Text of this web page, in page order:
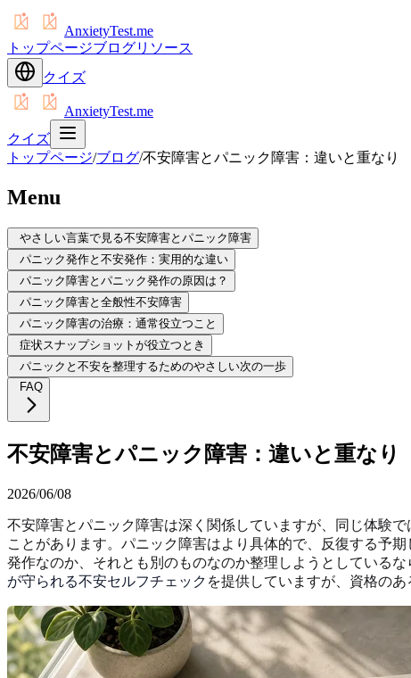
AnxietyTest.me
トップページブログリソース
クイズ
AnxietyTest.me
クイズ
トップページ/ブログ/不安障害とパニック障害：違いと重なり
Menu
やさしい言葉で見る不安障害とパニック障害
パニック発作と不安発作：実用的な違い
パニック障害とパニック発作の原因は？
パニック障害と全般性不安障害
パニック障害の治療：通常役立つこと
症状スナップショットが役立つとき
パニックと不安を整理するためのやさしい次の一歩
FAQ
不安障害とパニック障害：違いと重なり
2026/06/08
不安障害とパニック障害は深く関係していますが、同じ体験
ことがあります。パニック障害はより具体的で、反復する予
発作なのか、それとも別のものなのか整理しようとしている
が守られる不安セルフチェック を提供していますが、資格の